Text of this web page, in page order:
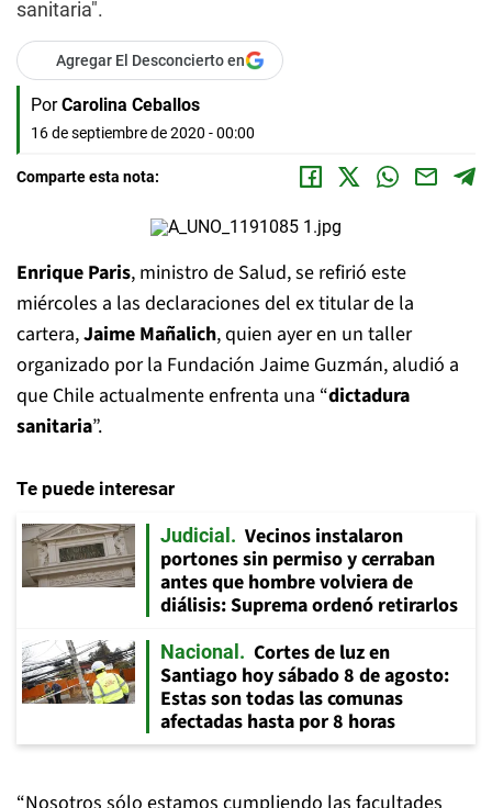
sanitaria".
Agregar El Desconcierto en
Por Carolina Ceballos
16 de septiembre de 2020 - 00:00
Comparte esta nota:
Enrique Paris, ministro de Salud, se refirió este
miércoles a las declaraciones del ex titular de la
cartera,Jaime Mañalich, quien ayer en un taller
organizado por la Fundación Jaime Guzmán, aludió a
que Chile actualmente enfrenta una “dictadura
sanitaria”.
Te puede interesar
Judicial
Vecinos instalaron
portones sin permiso y cerraban
antes que hombre volviera de
diálisis: Suprema ordenó retirarlos
Nacional
Cortes de luz en
Santiago hoy sábado 8 de agosto:
Estas son todas las comunas
afectadas hasta por 8 horas